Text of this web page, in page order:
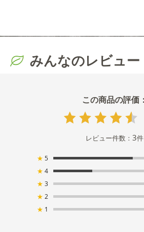
みんなのレビュー
レビュー件数：3件
★ 5
★ 4
★ 3
★ 2
★ 1